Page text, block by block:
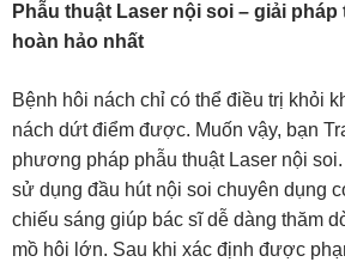
Phẫu thuật Laser nội soi – giải
hoàn hảo nhất
Bệnh hôi nách chỉ có thể điều trị khỏi
nách dứt điểm được. Muốn vậy, bạn
phương pháp phẫu thuật Laser nội
sử dụng đầu hút nội soi chuyên dụng
chiếu sáng giúp bác sĩ dễ dàng thăm
mồ hôi lớn. Sau khi xác định được